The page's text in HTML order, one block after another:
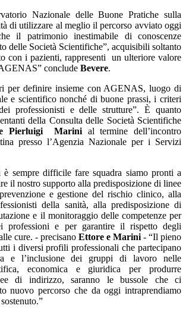
Nazionale delle Buone Pratiche sulla
di utilizzare al meglio il percorso avviato oggi
il patrimonio inestimabile di conoscenze
delle Società Scientifiche”, acquisibili soltanto
con i pazienti, rappresenti un ulteriore valore
conclude Bevere.
per definire insieme con AGENAS, luogo di
e scientifico nonché di buone prassi, i criteri
professionisti e delle strutture”. È quanto
della Consulta delle Società Scientifiche
e Pierluigi Marini al termine dell’incontro
presso l’Agenzia Nazionale per i Servizi
sempre difficile fare squadra siamo pronti a
il nostro supporto alla predisposizione di linee
e gestione del rischio clinico, alla
della sanità, alla predisposizione di
e il monitoraggio delle competenze per
professioni e per garantire il rispetto degli
cure. - precisano Ettore e Marini - “Il pieno
i diversi profili professionali che partecipano
e l’inclusione dei gruppi di lavoro nelle
economica e giuridica per produrre
di indirizzo, saranno le bussole che ci
nuovo percorso che da oggi intraprendiamo